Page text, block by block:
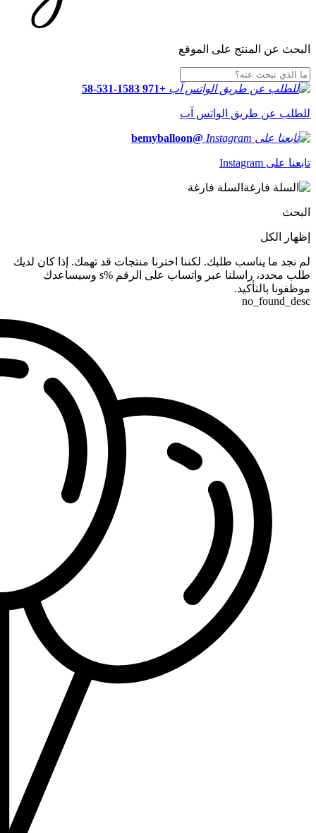
البحث عن المنتج على الموقع
+971 58-531-1583
للطلب عن طريق الواتس آب
@bemyballoon
تابعنا على Instagram
السلة فارغة
البحث
إظهار الكل
لم نجد ما يناسب طلبك. لكننا اخترنا منتجات قد تهمك. إذا كان لديك
طلب محدد، راسلنا عبر واتساب على الرقم %s وسيساعدك
موظفونا بالتأكيد.
no_found_desc